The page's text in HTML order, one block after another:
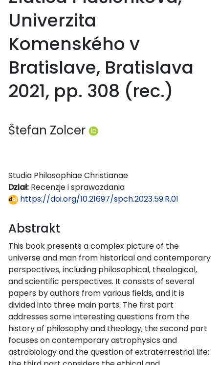
Univerzita
Komenského v
Bratislave, Bratislava
2021, pp. 308 (rec.)
Štefan Zolcer
Studia Philosophiae Christianae
Dział: Recenzje i sprawozdania
https://doi.org/10.21697/spch.2023.59.R.01
Abstrakt
This book presents a complex picture of the
universe and man from historical and contemporary
perspectives, including philosophical, theological,
and scientific perspectives. It consists of several
papers by authors from various fields, and it is
divided into three main parts. The first part
addresses some interesting questions from the
history of philosophy and theology; the second part
focuses on contemporary astrophysics and
astrobiology and the question of extraterrestrial life;